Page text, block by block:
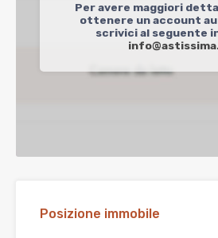
Per avere maggiori
ottenere un account
scrivici al seguente
Posizione immobile